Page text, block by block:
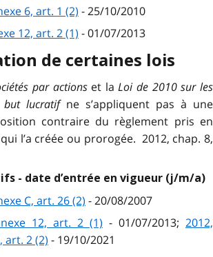
6, art. 1 (2) - 25/10/2010
12, art. 2 (1) - 01/07/2013
de certaines lois
par actionset laLoi de 2010 sur les
but lucratifne s’appliquent pas à une
contraire du règlement pris en
l’a créée ou prorogée. 2012, chap. 8,
- date d’entrée en vigueur (j/m/a)
C, art. 26 (2) - 20/08/2007
12, art. 2 (1) - 01/07/2013; 2012,
art. 2 (2) - 19/10/2021